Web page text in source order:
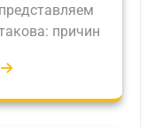
причин